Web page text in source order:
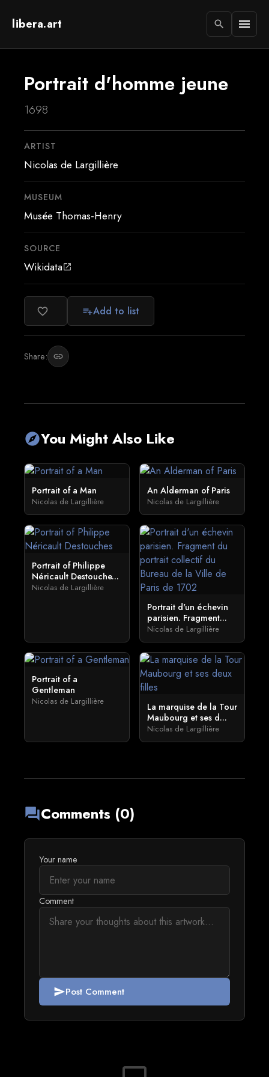
libera.art search menu
Portrait d'homme jeune
1698
ARTIST
Nicolas de Largillière
MUSEUM
Musée Thomas-Henry
SOURCE
Wikidataopen_in_new
favorite_border playlist_addAdd to list
Share: link
exploreYou Might Also Like
Portrait of a Man
Nicolas de Largillière
An Alderman of Paris
Nicolas de Largillière
Portrait of Philippe
Néricault Destouche...
Nicolas de Largillière
Portrait d'un échevin
parisien. Fragment...
Nicolas de Largillière
Portrait of a
Gentleman
Nicolas de Largillière
La marquise de la Tour
Maubourg et ses d...
Nicolas de Largillière
forumComments (0)
Your name
Comment
sendPost Comment